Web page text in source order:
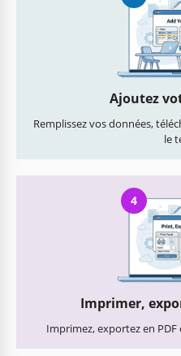
Ajoutez
Remplissez vos données,
le
4
Imprimer,
Imprimez, exportez en